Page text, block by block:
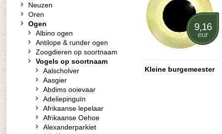
9,16
eur
Kleine burgemeester
Neuzen
Oren
Ogen
Albino ogen
Antilope & runder ogen
Zoogdieren op soortnaam
Vogels op soortnaam
Aalscholver
Aasgier
Abdims ooievaar
Adeliepinguïn
Afrikaanse lepelaar
Afrikaanse Oehoe
Alexanderparkiet